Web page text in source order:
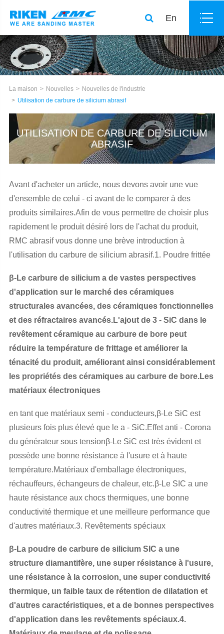
En
La maison Nouvelles
Nouvelles de l'industrie
Utilisation de carbure de silicium abrasif
UTILISATION DE CARBURE DE SILICIUM
ABRASIF
Avant d'acheter un article, nous devons avoir une vue
d'ensemble de celui - ci avant de le comparer à des
produits similaires.Afin de vous permettre de choisir plus
rapidement le produit désiré lors de l'achat du produit,
RMC abrasif vous donne une brève introduction à
l'utilisation du carbure de silicium abrasif.1. Poudre frittée
β-Le carbure de silicium a de vastes perspectives
d'application sur le marché des céramiques
structurales avancées, des céramiques fonctionnelles
et des réfractaires avancés.L'ajout de 3 - SiC dans le
revêtement céramique au carbure de bore peut
réduire la température de frittage et améliorer la
ténacité du produit, améliorant ainsi considérablement
les propriétés des céramiques au carbure de bore.Les
matériaux électroniques
en tant que matériaux semi - conducteurs,β-Le SiC est
plusieurs fois plus élevé que le a - SiC.Effet anti - Corona
du générateur sous tensionβ-Le SiC est très évident et
possède une bonne résistance à l'usure et à haute
température.Matériaux d'emballage électroniques,
réchauffeurs, échangeurs de chaleur, etc.β-Le SIC a une
haute résistance aux chocs thermiques, une bonne
conductivité thermique et une meilleure performance que
d'autres matériaux.3. Revêtements spéciaux
β-La poudre de carbure de silicium SIC a une
structure diamantifère, une super résistance à l'usure,
une résistance à la corrosion, une super conductivité
thermique, un faible taux de rétention de dilatation et
d'autres caractéristiques, et a de bonnes perspectives
d'application dans les revêtements spéciaux.4.